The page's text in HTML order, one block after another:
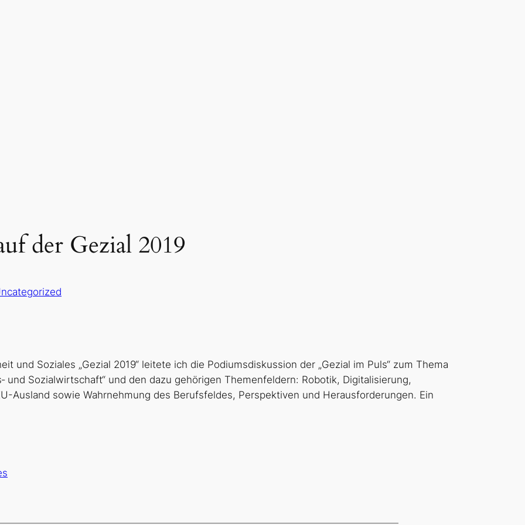
der Gezial 2019
und Soziales „Gezial 2019“ leitete ich die Podiumsdiskussion der „Gezial im Puls“ zum Thema
und Sozialwirtschaft“ und den dazu gehörigen Themenfeldern: Robotik, Digitalisierung,
Ausland sowie Wahrnehmung des Berufsfeldes, Perspektiven und Herausforderungen. Ein